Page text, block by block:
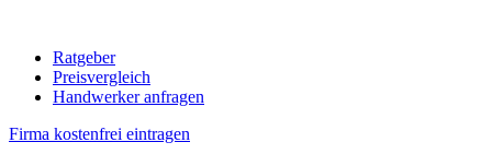
Ratgeber
Preisvergleich
Handwerker anfragen
Firma kostenfrei eintragen